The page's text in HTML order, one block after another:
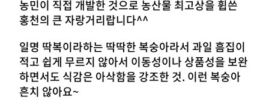
농민이 직접 개발한 것으로 농산물 최고상을 휩쓴
홍천의 큰 자랑거리랍니다^^
일명 딱복이라하는 딱딱한 복숭아라서 과일 흠집이
적고 쉽게 무르지 않아서 이동성이나 상품성을 보완
하면서도 식감은 아삭함을 강조한 것. 이런 복숭아
흔치 않아요~